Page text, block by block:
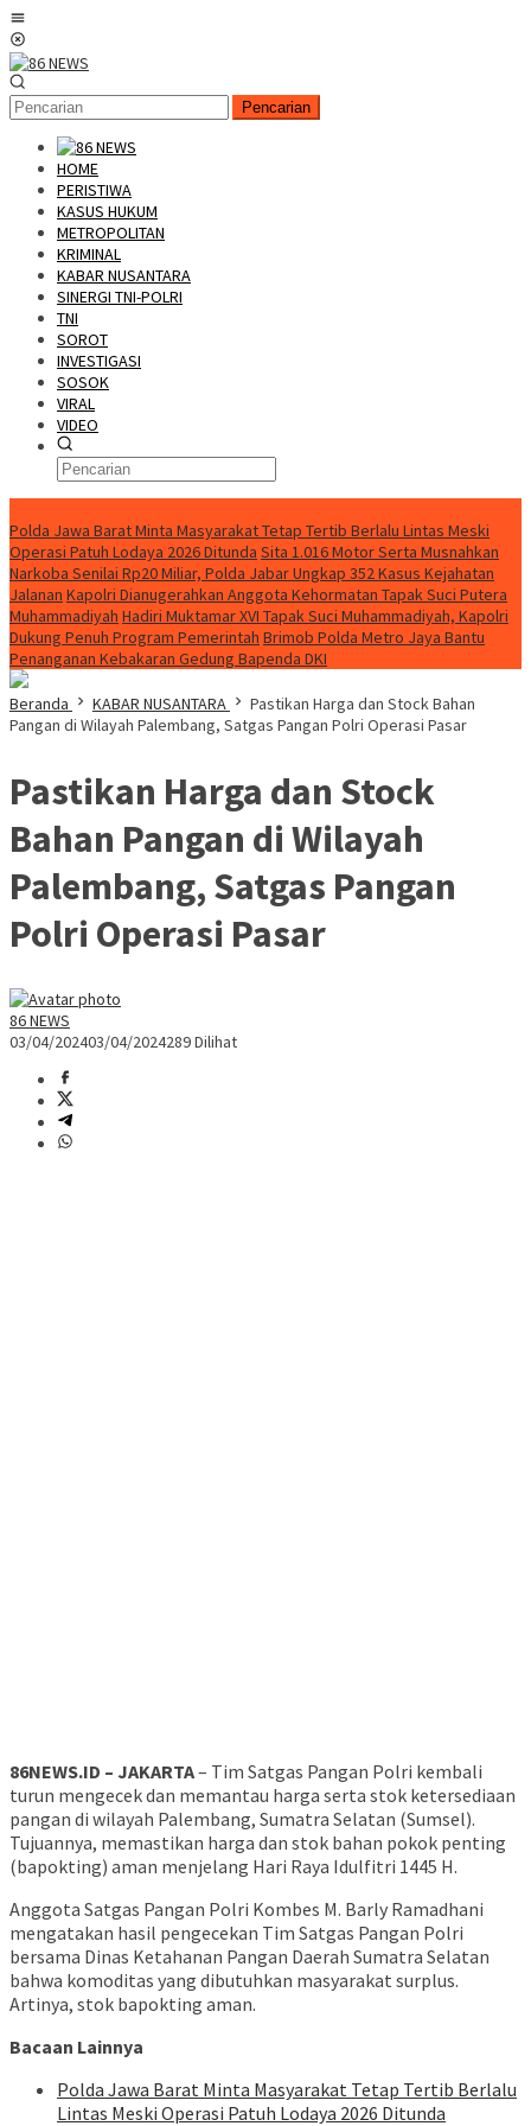
Loncat
ke
konten
Pencarian
HOME
PERISTIWA
KASUS HUKUM
METROPOLITAN
KRIMINAL
KABAR NUSANTARA
SINERGI TNI-POLRI
TNI
SOROT
INVESTIGASI
SOSOK
VIRAL
VIDEO
Polda Jawa Barat Minta Masyarakat Tetap Tertib Berlalu Lintas Meski
Operasi Patuh Lodaya 2026 Ditunda Sita 1.016 Motor Serta Musnahkan
Narkoba Senilai Rp20 Miliar, Polda Jabar Ungkap 352 Kasus Kejahatan
Jalanan Kapolri Dianugerahkan Anggota Kehormatan Tapak Suci Putera
Muhammadiyah Hadiri Muktamar XVI Tapak Suci Muhammadiyah, Kapolri
Dukung Penuh Program Pemerintah Brimob Polda Metro Jaya Bantu
Penanganan Kebakaran Gedung Bapenda DKI
Beranda KABAR NUSANTARA
Pastikan Harga dan Stock Bahan
Pangan di Wilayah Palembang, Satgas Pangan Polri Operasi Pasar
Pastikan Harga dan Stock
Bahan Pangan di Wilayah
Palembang, Satgas Pangan
Polri Operasi Pasar
86 NEWS
03/04/202403/04/2024289 Dilihat
86NEWS.ID – JAKARTA– Tim Satgas Pangan Polri kembali
turun mengecek dan memantau harga serta stok ketersediaan
pangan di wilayah Palembang, Sumatra Selatan (Sumsel).
Tujuannya, memastikan harga dan stok bahan pokok penting
(bapokting) aman menjelang Hari Raya Idulfitri 1445 H.
Anggota Satgas Pangan Polri Kombes M. Barly Ramadhani
mengatakan hasil pengecekan Tim Satgas Pangan Polri
bersama Dinas Ketahanan Pangan Daerah Sumatra Selatan
bahwa komoditas yang dibutuhkan masyarakat surplus.
Artinya, stok bapokting aman.
Bacaan Lainnya
Polda Jawa Barat Minta Masyarakat Tetap Tertib Berlalu
Lintas Meski Operasi Patuh Lodaya 2026 Ditunda